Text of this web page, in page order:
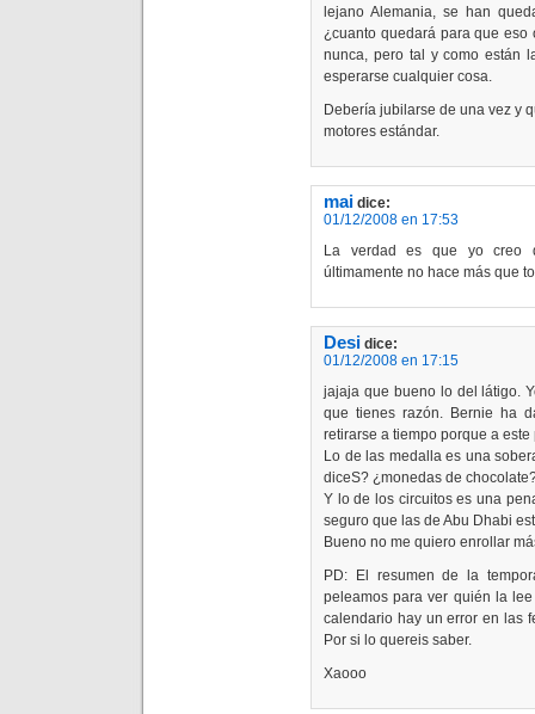
lejano Alemania, se han
¿cuanto quedará para que eso
nunca, pero tal y como están
esperarse cualquier cosa.
Debería jubilarse de una vez y
motores estándar.
mai dice:
01/12/2008 en 17:53
La verdad es que yo creo
últimamente no hace más que
Desi dice:
01/12/2008 en 17:15
jajaja que bueno lo del látigo.
que tienes razón. Bernie ha
retirarse a tiempo porque a
Lo de las medalla es una
diceS? ¿monedas de
Y lo de los circuitos es una
seguro que las de Abu Dhabi
Bueno no me quiero enrollar
PD: El resumen de la
peleamos para ver quién la
calendario hay un error en las
Por si lo quereis saber.
Xaooo